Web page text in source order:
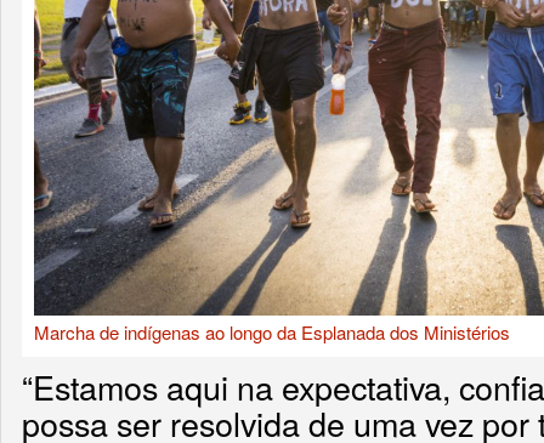
Marcha de indígenas ao longo da Esplanada dos Ministérios
“Estamos aqui na expectativa,
possa ser resolvida de uma vez